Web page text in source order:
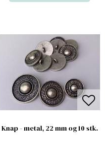
Knap - metal, 22 mm og 10 stk.